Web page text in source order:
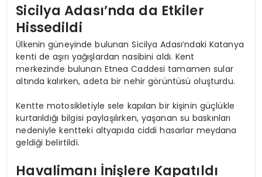
Sicilya Adası’nda da Etkiler
Hissedildi
Ülkenin güneyinde bulunan Sicilya Adası’ndaki Katanya
kenti de aşırı yağışlardan nasibini aldı. Kent
merkezinde bulunan Etnea Caddesi tamamen sular
altında kalırken, adeta bir nehir görüntüsü oluşturdu.
Kentte motosikletiyle sele kapılan bir kişinin güçlükle
kurtarıldığı bilgisi paylaşılırken, yaşanan su baskınları
nedeniyle kentteki altyapıda ciddi hasarlar meydana
geldiği belirtildi.
Havalimanı İnişlere Kapatıldı